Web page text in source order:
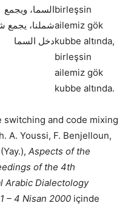
السما، ويجمع
شملنا، يجمع
دخل السما
birleşsin
ailemiz gök
kubbe altında,
birleşsin
ailemiz gök
kubbe altında.
switching and code mixing
A. Youssi, F. Benjelloun,
Aspects of the
of the 4th
Arabic Dialectology
– 4 Nisan 2000 içinde